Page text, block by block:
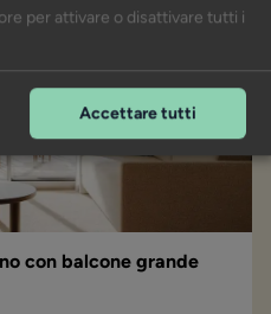
con balcone grande
per attivare o disattivare tutti i
Accettare tutti